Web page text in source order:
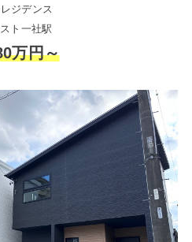
ジデンス
ト一社駅
万円～